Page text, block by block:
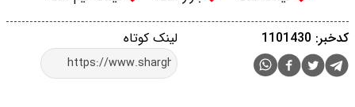
لینک کوتاه کدخبر: 1101430